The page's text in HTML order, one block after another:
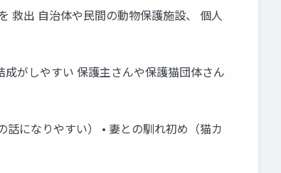
救出 自治体や民間の動物保護施設、 個人
がしやすい 保護主さんや保護猫団体さん
になりやすい） • 妻との馴れ初め（猫カ